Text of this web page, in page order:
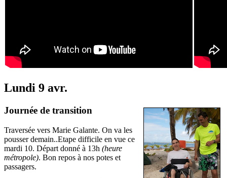
Lundi 9 avr.
Journée de transition
Traversée vers Marie Galante. On va les
pousser demain..Etape difficile en vue ce
mardi 10. Départ donné à 13h (heure
métropole). Bon repos à nos potes et
passagers.